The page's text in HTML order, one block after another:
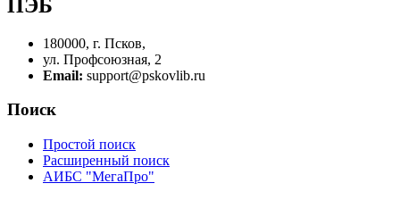
ПЭБ
180000, г. Псков,
ул. Профсоюзная, 2
Email: support@pskovlib.ru
Поиск
Простой поиск
Расширенный поиск
АИБС "МегаПро"